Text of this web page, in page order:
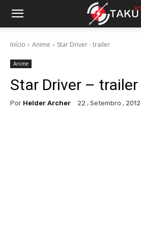
Início Anime Star Driver - trailer
Anime
Star Driver – trailer
Por Helder Archer 22 , Setembro , 2012